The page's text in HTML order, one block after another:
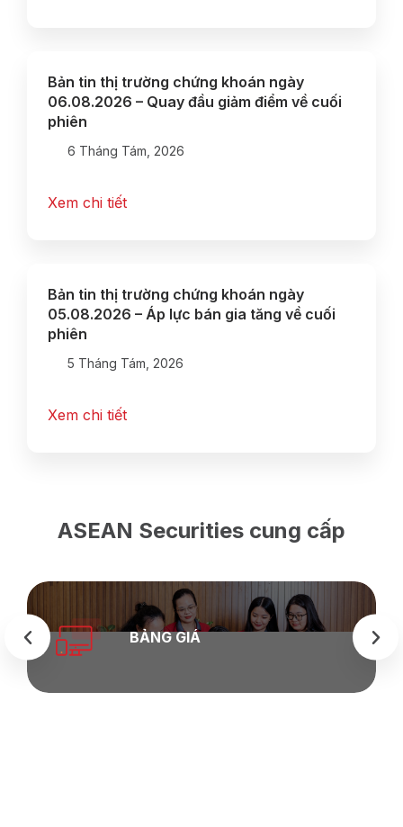
Bản tin thị trường chứng khoán ngày
06.08.2026 – Quay đầu giảm điểm về cuối
phiên
6 Tháng Tám, 2026
Xem chi tiết
Bản tin thị trường chứng khoán ngày
05.08.2026 – Áp lực bán gia tăng về cuối
phiên
5 Tháng Tám, 2026
Xem chi tiết
ASEAN Securities cung cấp
BẢNG GIÁ